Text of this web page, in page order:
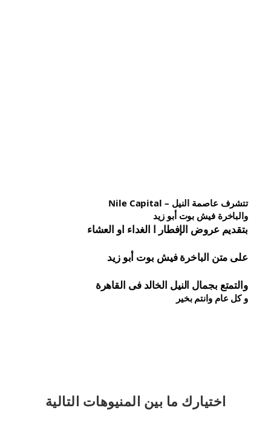
تتشرف عاصمة النيل – Nile Capital
والباخرة فيش بوت أبو زيد
بتقديم عروض الإفطار ا الغداء او العشاء
على متن الباخرة فيش بوت أبو زيد
والتمتع بجمال النيل الخالد فى القاهرة
و كل عام وانتم بخير
اختيارك ما بين المنيوهات التالية